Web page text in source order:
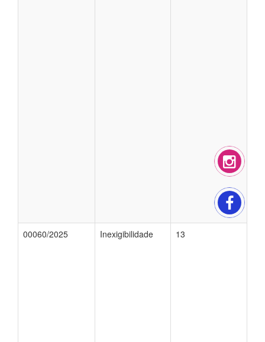
00060/2025 Inexigibilidade 13